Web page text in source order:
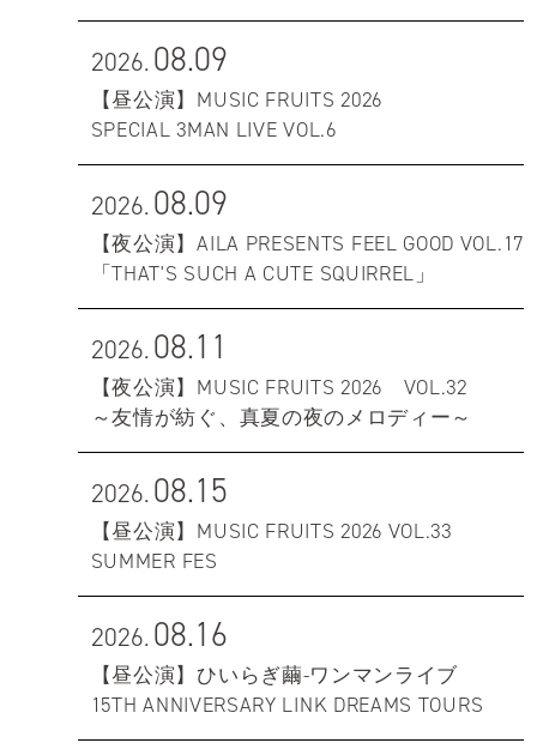
2026.08.09
【昼公演】MUSIC FRUITS 2026
SPECIAL 3MAN LIVE VOL.6
2026.08.09
【夜公演】AILA PRESENTS FEEL GOOD VOL.17
「THAT'S SUCH A CUTE SQUIRREL」
2026.08.11
【夜公演】MUSIC FRUITS 2026 VOL.32
～友情が紡ぐ、真夏の夜のメロディー～
2026.08.15
【昼公演】MUSIC FRUITS 2026 VOL.33
SUMMER FES
2026.08.16
【昼公演】ひいらぎ繭-ワンマンライブ
15TH ANNIVERSARY LINK DREAMS TOURS